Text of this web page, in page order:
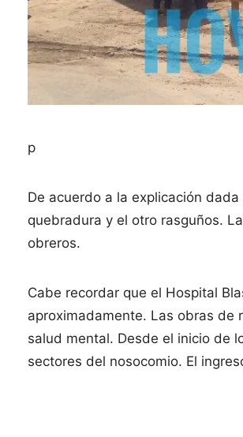
p
De acuerdo a la explicación
quebradura y el otro rasguños.
obreros.
Cabe recordar que el Hospital
aproximadamente. Las obras de
salud mental. Desde el inicio de
sectores del nosocomio. El